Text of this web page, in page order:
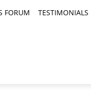
FORUM TESTIMONIALS